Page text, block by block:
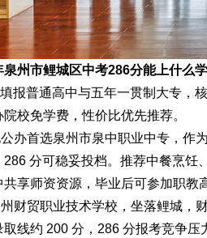
泉州市鲤城区中考286分能上什么
报普通高中与五年一贯制大专，
校免学费，性价比优先推荐。
办首选泉州市泉中职业中专，作
分可稳妥投档。推荐中餐烹饪
享师资资源，毕业后可参加职教
财贸职业技术学校，坐落鲤城，
线约 200 分，286 分报考竞争